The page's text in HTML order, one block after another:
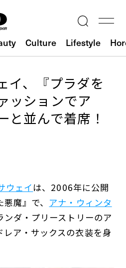
Culture Lifestyle
イ、『プラダを
ッションでア
と並んで着席！
ウェイ は、2006年に公開
魔』で、 アナ・ウィンタ
ンダ・プリーストリーのア
レア・サックスの衣装を身